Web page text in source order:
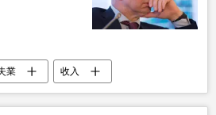
業 收入